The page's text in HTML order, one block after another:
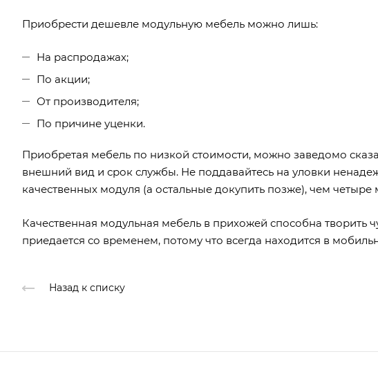
Приобрести дешевле модульную мебель можно лишь:
На распродажах;
По акции;
От производителя;
По причине уценки.
Приобретая мебель по низкой стоимости, можно заведомо
внешний вид и срок службы. Не поддавайтесь на уловки
качественных модуля (а остальные докупить позже), чем
Качественная модульная мебель в прихожей способна
приедается со временем, потому что всегда находится в
Назад к списку